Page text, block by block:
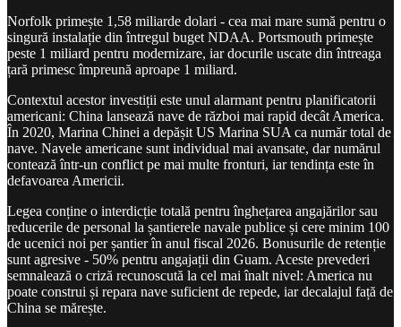
Norfolk primește 1,58 miliarde dolari - cea mai mare sumă pentru o
singură instalație din întregul buget NDAA. Portsmouth primește
peste 1 miliard pentru modernizare, iar docurile uscate din întreaga
țară primesc împreună aproape 1 miliard.
Contextul acestor investiții este unul alarmant pentru planificatorii
americani: China lansează nave de război mai rapid decât America.
În 2020, Marina Chinei a depășit US Marina SUA ca număr total de
nave. Navele americane sunt individual mai avansate, dar numărul
contează într-un conflict pe mai multe fronturi, iar tendința este în
defavoarea Americii.
Legea conține o interdicție totală pentru înghețarea angajărilor sau
reducerile de personal la șantierele navale publice și cere minim 100
de ucenici noi per șantier în anul fiscal 2026. Bonusurile de retenție
sunt agresive - 50% pentru angajații din Guam. Aceste prevederi
semnalează o criză recunoscută la cel mai înalt nivel: America nu
poate construi și repara nave suficient de repede, iar decalajul față de
China se mărește.